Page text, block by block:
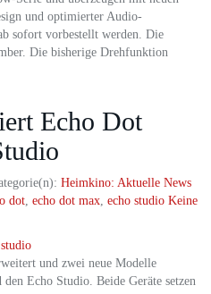
und optimierter Audio-
sofort vorbestellt werden. Die
Die bisherige Drehfunktion
Echo Dot
Heimkino: Aktuelle News
dot, echo dot max, echo studio Keine
und zwei neue Modelle
Echo Studio. Beide Geräte setzen